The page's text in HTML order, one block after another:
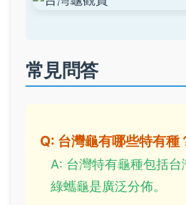
常見問答
Q: 台灣龜有哪些特有種
A: 台灣特有龜種包括
綠蠵龜是廣泛分佈。